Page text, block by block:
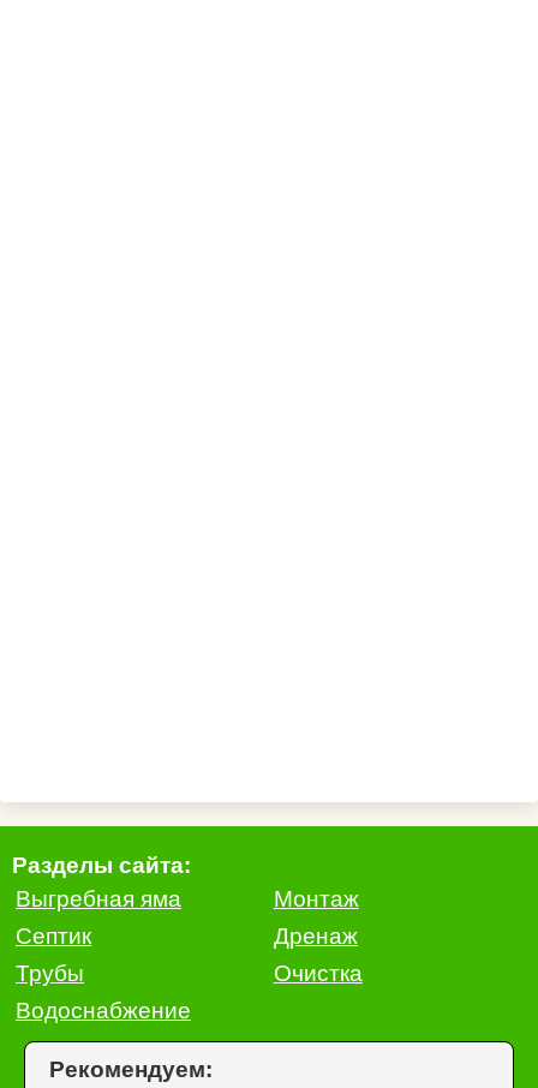
Разделы сайта:
Выгребная яма
Монтаж
Септик
Дренаж
Трубы
Очистка
Водоснабжение
Рекомендуем: